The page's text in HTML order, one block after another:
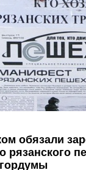
обязали
рязанского